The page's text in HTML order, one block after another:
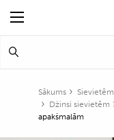
Sākums Sievietēm
Džinsi sievietēm
apakšmalām